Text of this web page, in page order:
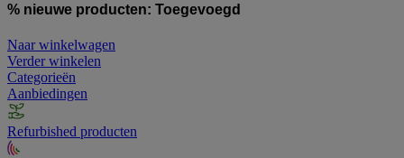
% nieuwe producten: Toegevoegd
Naar winkelwagen
Verder winkelen
Categorieën
Aanbiedingen
Refurbished producten